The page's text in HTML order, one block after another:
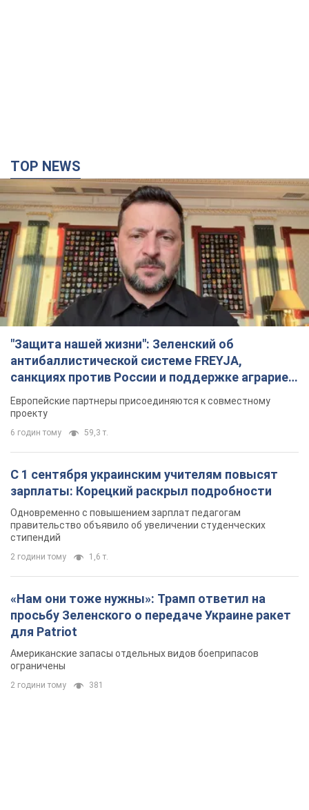
TOP NEWS
"Защита нашей жизни": Зеленский об
антибаллистической системе FREYJA,
санкциях против России и поддержке аграриев.
Видео
Европейские партнеры присоединяются к совместному
проекту
6 годин тому 59,3 т.
С 1 сентября украинским учителям повысят
зарплаты: Корецкий раскрыл подробности
Одновременно с повышением зарплат педагогам
правительство объявило об увеличении студенческих
стипендий
2 години тому 1,6 т.
«Нам они тоже нужны»: Трамп ответил на
просьбу Зеленского о передаче Украине ракет
для Patriot
Американские запасы отдельных видов боеприпасов
ограничены
2 години тому 381